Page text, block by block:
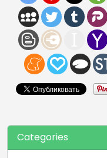
Categories